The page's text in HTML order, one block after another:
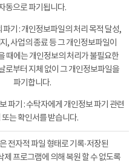
동으로 파기됩니다.
파기 : 개인정보파일의 처리 목적 달성,
, 사업의 종료 등 그 개인정보파일이
때에는 개인정보의 처리가 불필요한
로부터 지체 없이 그 개인정보파일을
파기합니다.
파기 : 수탁자에게 개인정보 파기 관련
또는 확인서를 받습니다.
전자적 파일 형태로 기록·저장된
제 프로그램에 의해 복원 할 수 없도록